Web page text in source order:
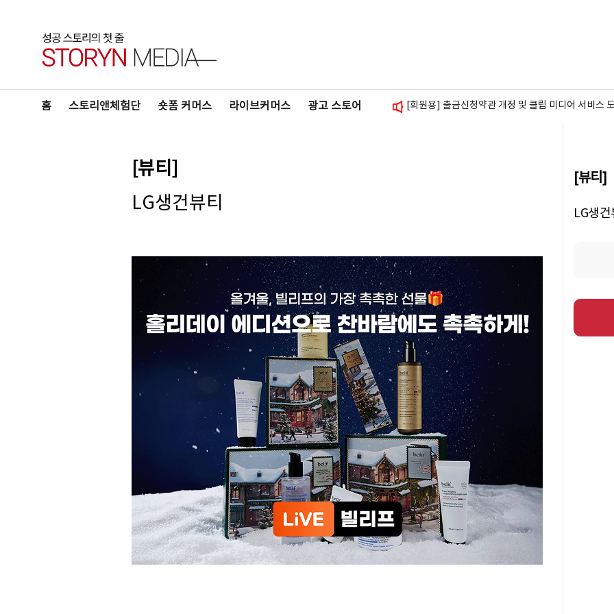
홈 스토리앤체험단 숏폼 커머스 라이브커머스 광고 스토어
[회원용] 스폰서배너 삽입 가이드 안내
[회원용] 출금신청약관 개정 및 클립 미디어 서비스
[뷰티]
LG생건뷰티
[뷰티]
LG생건